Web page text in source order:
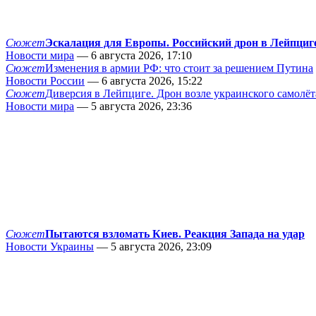
СюжетЭскалация для Европы. Российский дрон в
Новости мира — 6 августа 2026, 17:10
СюжетИзменения в армии РФ: что стоит за решением Путина
Новости России — 6 августа 2026, 15:22
СюжетДиверсия в Лейпциге. Дрон возле украинского
Новости мира — 5 августа 2026, 23:36
СюжетПытаются взломать Киев. Реакция Запада на удар
Новости Украины — 5 августа 2026, 23:09